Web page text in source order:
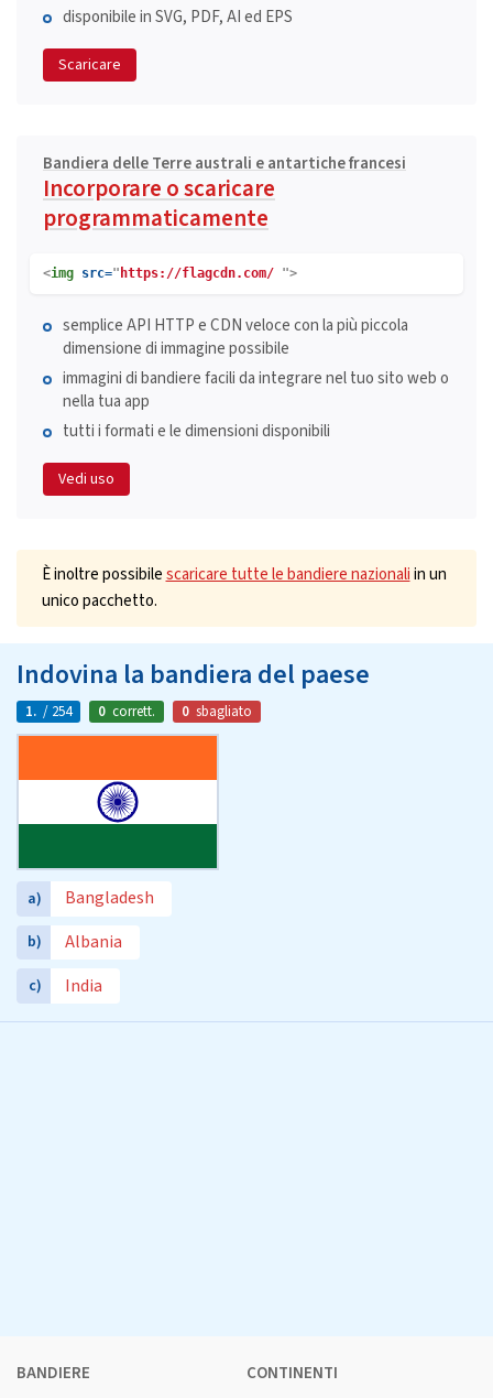
disponibile in SVG, PDF, AI ed EPS
Scaricare
Bandiera delle Terre australi e antartiche francesi
Incorporare o scaricare
programmaticamente
<img src=" https://flagcdn.com/ ">
semplice API HTTP e CDN veloce con la più piccola
dimensione di immagine possibile
immagini di bandiere facili da integrare nel tuo sito web o
nella tua app
tutti i formati e le dimensioni disponibili
Vedi uso
È inoltre possibilescaricare tutte le bandiere nazionaliin un
unico pacchetto.
Indovina la bandiera del paese
1. / 254 0 corrett. 0 sbagliato
a) Bangladesh
b) Albania
c) India
BANDIERE
CONTINENTI